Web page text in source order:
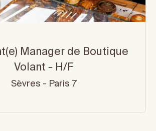
Manager de Boutique
Volant - H/F
Sèvres - Paris 7